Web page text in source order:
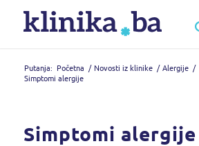
Putanja: Početna / Novosti iz klinike / Alergije /
Simptomi alergije
Simptomi alergije